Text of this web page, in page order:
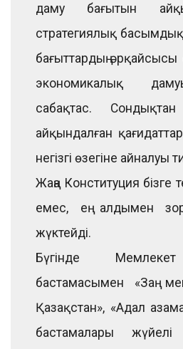
даму бағытын
стратегиялық
бағыттардың әрқайсысы
экономикалық
сабақтас. Сондықтан
айқындалған қағидаттар
негізгі өзегіне айналуы
Жаңа Конституция бізге
емес, ең алдымен зор
жүктейді.
Бүгінде
бастамасымен «Заң
Қазақстан», «Адал
бастамалары